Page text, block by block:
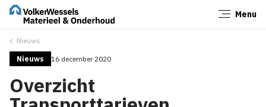
Menu
Nieuws
Nieuws 16 december 2020
Overzicht
Sluiten